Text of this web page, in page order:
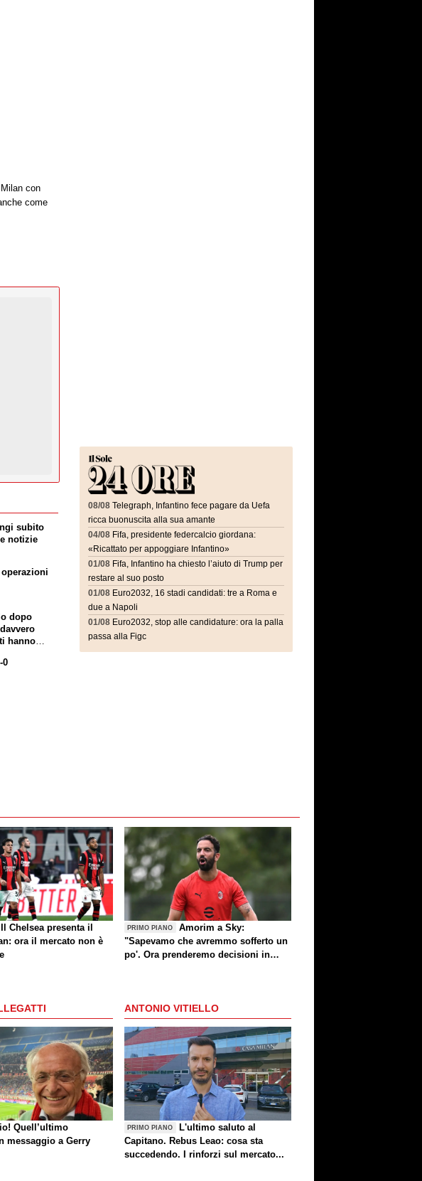
con
come
subito
notizie
dopo
hanno
0
08/08 Telegraph, Infantino fece pagare da Uefa
ricca buonuscita alla sua amante
04/08 Fifa, presidente federcalcio giordana:
«Ricattato per appoggiare Infantino»
01/08 Fifa, Infantino ha chiesto l’aiuto di Trump per
restare al suo posto
01/08 Euro2032, 16 stadi candidati: tre a Roma e
due a Napoli
01/08 Euro2032, stop alle candidature: ora la palla
passa alla Figc
Il Chelsea presenta il
ora il mercato non è
PRIMO PIANO
Amorim a Sky:
"Sapevamo che avremmo sofferto un
po'. Ora prenderemo decisioni in
Quell’ultimo
messaggio a Gerry
ANTONIO VITIELLO
PRIMO PIANO
L'ultimo saluto al
Capitano. Rebus Leao: cosa sta
succedendo. I rinforzi sul mercato...